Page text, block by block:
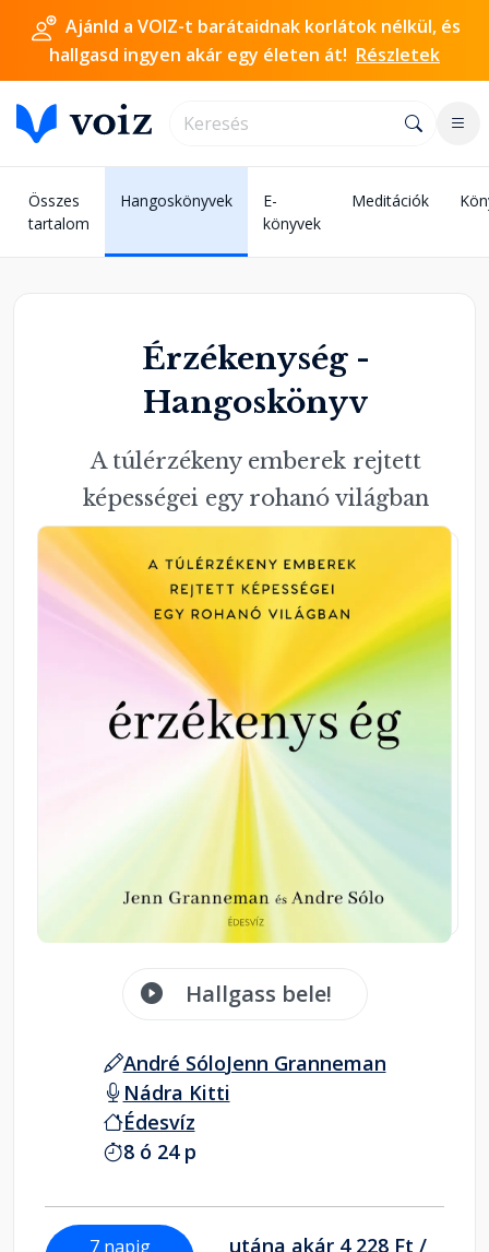
Ajánld a VOIZ-t barátaidnak korlátok nélkül, és
hallgasd ingyen akár egy életen át! Részletek
Összes
tartalom
Hangoskönyvek
E-
könyvek
Meditációk
Érzékenység -
Hangoskönyv
A túlérzékeny emberek rejtett
képességei egy rohanó világban
Hallgass bele!
André SóloJenn Granneman
Nádra Kitti
Édesvíz
8 ó 24 p
7 napig
utána akár 4 228 Ft /